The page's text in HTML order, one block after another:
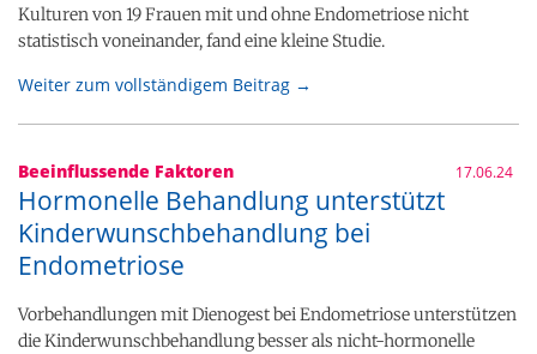
Kulturen von 19 Frauen mit und ohne Endometriose nicht
statistisch voneinander, fand eine kleine Studie.
Weiter zum vollständigem Beitrag →
Beeinflussende Faktoren 17.06.24
Hormonelle Behandlung unterstützt
Kinderwunschbehandlung bei
Endometriose
Vorbehandlungen mit Dienogest bei Endometriose unterstützen
die Kinderwunschbehandlung besser als nicht-hormonelle